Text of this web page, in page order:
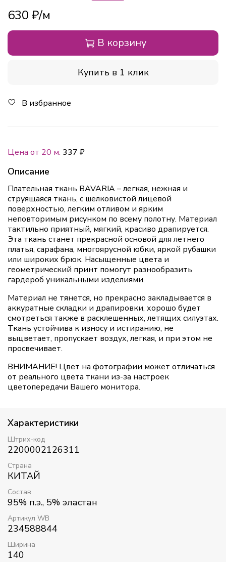
630 ₽
В корзину
Купить в 1 клик
В избранное
Цена от 20 м: 337 ₽
Описание
Плательная ткань BAVARIA – легкая, нежная и
струящаяся ткань, с шелковистой лицевой
поверхностью, легким отливом и ярким
неповторимым рисунком по всему полотну. Материал
тактильно приятный, мягкий, красиво драпируется.
Эта ткань станет прекрасной основой для летнего
платья, сарафана, многоярусной юбки, яркой рубашки
или широких брюк. Насыщенные цвета и
геометрический принт помогут разнообразить
гардероб уникальными изделиями.
Материал не тянется, но прекрасно закладывается в
аккуратные складки и драпировки, хорошо будет
смотреться также в расклешенных, летящих силуэтах.
Ткань устойчива к износу и истиранию, не
выцветает, пропускает воздух, легкая, и при этом не
просвечивает.
ВНИМАНИЕ! Цвет на фотографии может отличаться
от реального цвета ткани из-за настроек
цветопередачи Вашего монитора.
Характеристики
Штрих-код
2200002126311
Страна
КИТАЙ
Состав
95% п.э., 5% эластан
Артикул WB
234588844
Ширина
140